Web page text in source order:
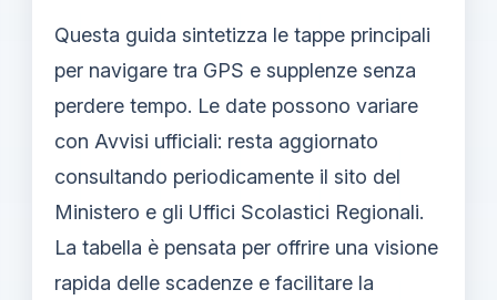
Questa guida sintetizza le tappe principali
per navigare tra GPS e supplenze senza
perdere tempo. Le date possono variare
con Avvisi ufficiali: resta aggiornato
consultando periodicamente il sito del
Ministero e gli Uffici Scolastici Regionali.
La tabella è pensata per offrire una visione
rapida delle scadenze e facilitare la